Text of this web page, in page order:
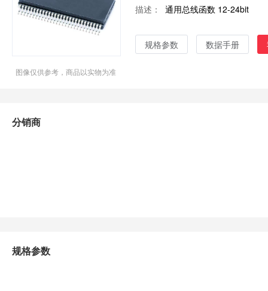
图像仅供参考，商品以实物为准
描述：
通用总线函数 12-24bit
规格参数 数据手册
分销商
规格参数